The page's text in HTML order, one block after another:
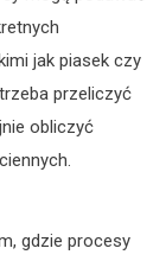
jak piasek czy
przeliczyć
obliczyć
gdzie procesy